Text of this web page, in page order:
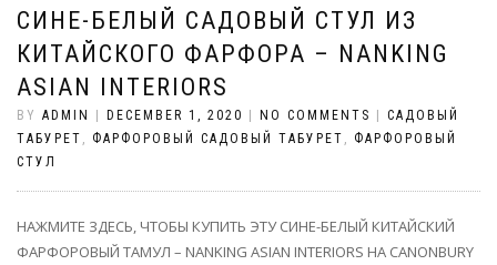
СИНЕ-БЕЛЫЙ САДОВЫЙ СТУЛ ИЗ
КИТАЙСКОГО ФАРФОРА – NANKING
ASIAN INTERIORS
BY ADMIN DECEMBER 1, 2020 NO COMMENTS
САДОВЫЙ
ТАБУРЕТ , ФАРФОРОВЫЙ САДОВЫЙ ТАБУРЕТ , ФАРФОРОВЫЙ
СТУЛ
НАЖМИТЕ ЗДЕСЬ, ЧТОБЫ КУПИТЬ ЭТУ СИНЕ-БЕЛЫЙ КИТАЙСКИЙ
ФАРФОРОВЫЙ ТАМУЛ – NANKING ASIAN INTERIORS НА CANONBURY